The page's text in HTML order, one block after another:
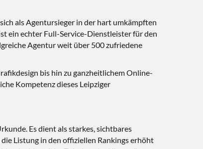
sich als Agentursieger in der hart umkämpften
ein echter Full-Service-Dienstleister für den
Agentur weit über 500 zufriedene
bis hin zu ganzheitlichem Online-
Kompetenz dieses Leipziger
Es dient als starkes, sichtbares
Listung in den offiziellen Rankings erhöht